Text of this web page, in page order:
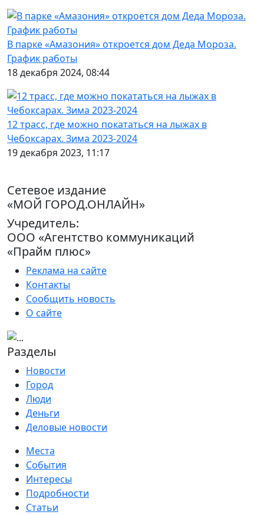
В парке «Амазония» откроется дом Деда Мороза.
График работы
18 декабря 2024, 08:44
12 трасс, где можно покататься на лыжах в
Чебоксарах. Зима 2023-2024
19 декабря 2023, 11:17
Сетевое издание
«МОЙ ГОРОД.ОНЛАЙН»
Учредитель:
ООО «Агентство коммуникаций
«Прайм плюс»
Реклама на сайте
Контакты
Сообщить новость
О сайте
Разделы
Новости
Город
Люди
Деньги
Деловые новости
Места
События
Интересы
Подробности
Статьи